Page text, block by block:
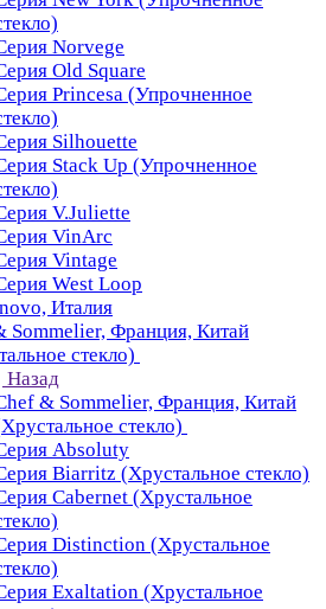
Norvege
Old Square
Princesa (Упрочненное
Silhouette
Stack Up (Упрочненное
V.Juliette
VinArc
Vintage
West Loop
Италия
Sommelier, Франция, Китай
стекло)
Назад
& Sommelier, Франция, Китай
стекло)
Absoluty
Biarritz (Хрустальное стекло)
Cabernet (Хрустальное
Distinction (Хрустальное
Exaltation (Хрустальное